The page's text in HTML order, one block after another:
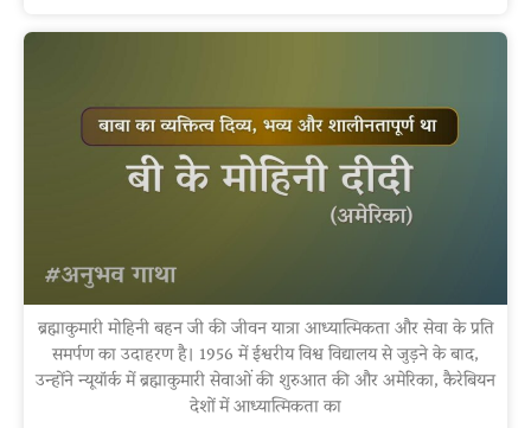
ब्रह्माकुमारी मोहिनी बहन जी की जीवन यात्रा आध्यात्मिकता और सेवा के प्रति
समर्पण का उदाहरण है। 1956 में ईश्वरीय विश्व विद्यालय से जुड़ने के बाद,
उन्होंने न्यूयॉर्क में ब्रह्माकुमारी सेवाओं की शुरुआत की और अमेरिका, कैरेबियन
देशों में आध्यात्मिकता का